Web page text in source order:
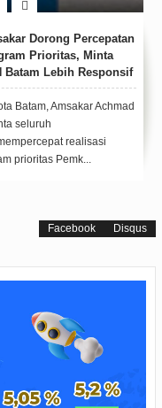
Lantik Panglima
Kota Batam, Ajak
Adat Perkuat
Batam, Amsakar
penyerahan pataka
Panglima Sambang Kota
yang baru,&...
Facebook Disqus